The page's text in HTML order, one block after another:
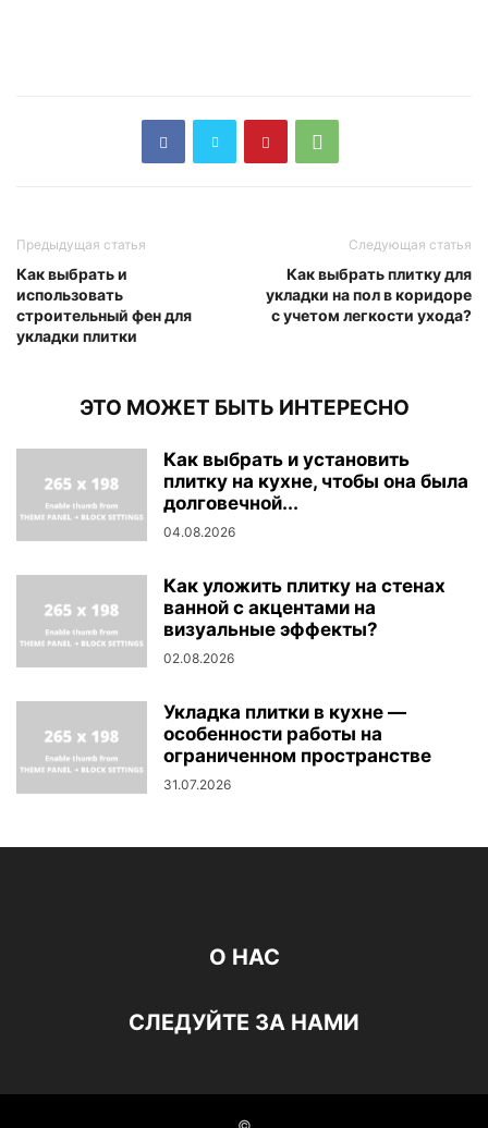
Предыдущая статья
Как выбрать и
использовать
строительный фен для
укладки плитки
Следующая статья
Как выбрать плитку для
укладки на пол в коридоре
с учетом легкости ухода?
ЭТО МОЖЕТ БЫТЬ ИНТЕРЕСНО
Как выбрать и установить
плитку на кухне, чтобы она была
долговечной...
04.08.2026
Как уложить плитку на стенах
ванной с акцентами на
визуальные эффекты?
02.08.2026
Укладка плитки в кухне —
особенности работы на
ограниченном пространстве
31.07.2026
О НАС
СЛЕДУЙТЕ ЗА НАМИ